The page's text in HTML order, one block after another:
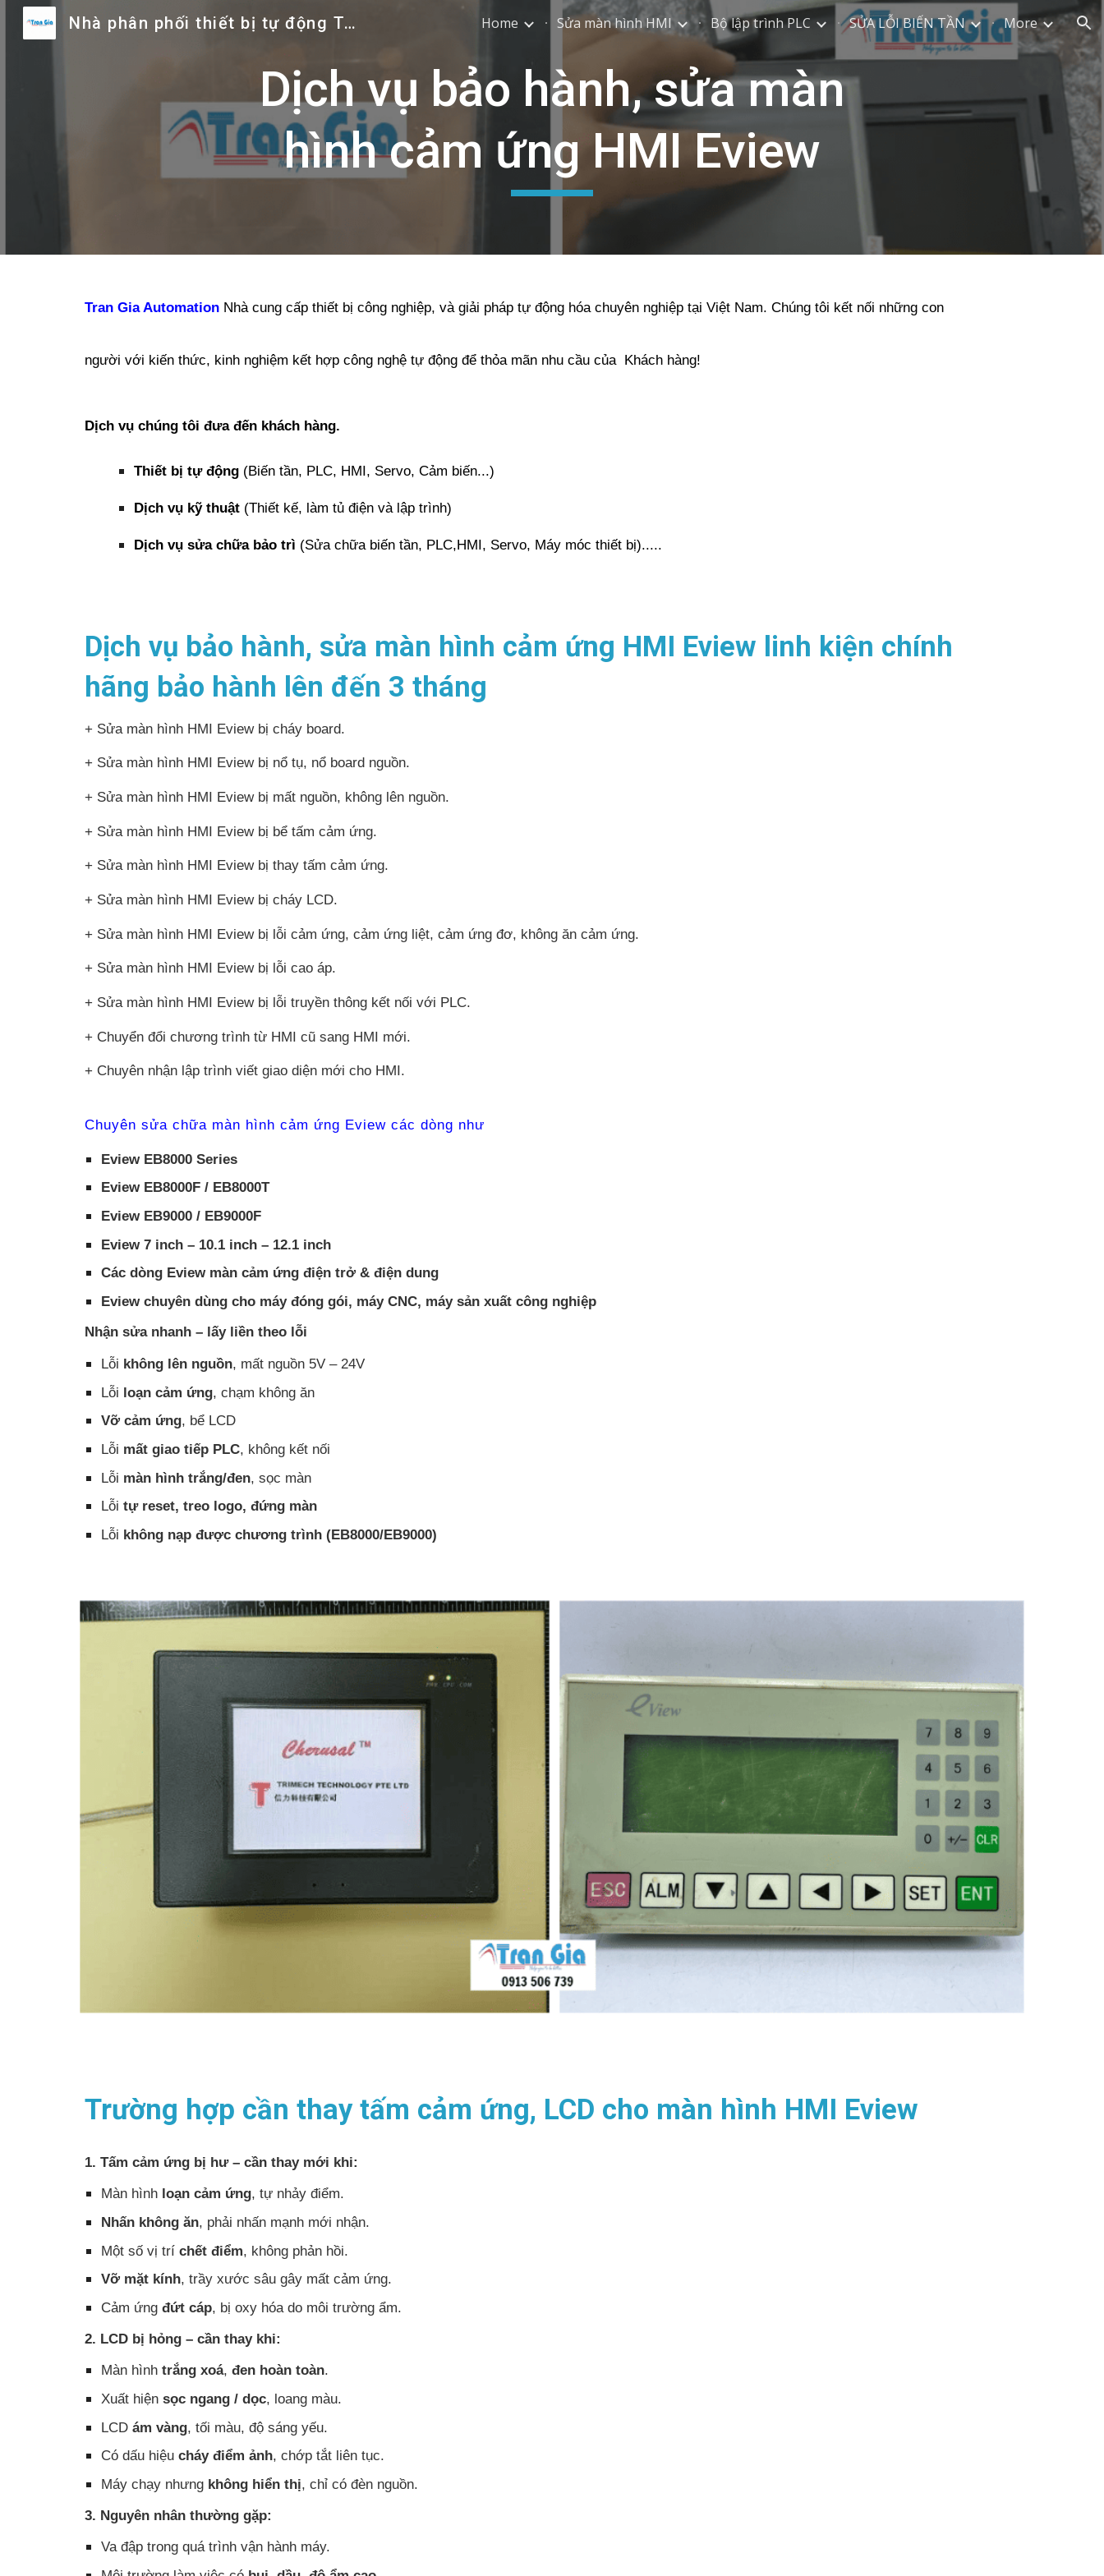
Skip to main content Skip to navigation
Nhà phân phối thiết bị tự động Trần Gia Home Sửa màn hình HMI Bộ lập trình PLC SỬA LỖI BIẾN TẦN More
Dịch vụ bảo hành, sửa màn
hình cảm ứng HMI Eview
Tran Gia Automation Nhà cung cấp thiết bị công nghiệp, và giải pháp tự động hóa chuyên nghiệp tại Việt Nam. Chúng tôi kết nối những con
người với kiến thức, kinh nghiệm kết hợp công nghệ tự động để thỏa mãn nhu cầu của Khách hàng!
Dịch vụ chúng tôi đưa đến khách hàng.
Thiết bị tự động(Biến tần, PLC, HMI, Servo, Cảm biến...)
Dịch vụ kỹ thuật(Thiết kế, làm tủ điện và lập trình)
Dịch vụ sửa chữa bảo trì (Sửa chữa biến tần, PLC,HMI, Servo, Máy móc thiết bị).....
Dịch vụ bảo hành, sửa màn hình cảm ứng HMI Eview linh kiện chính
hãng bảo hành lên đến 3 tháng
+ Sửa màn hình HMI Eview bị cháy board.
+ Sửa màn hình HMI Eview bị nổ tụ, nổ board nguồn.
+ Sửa màn hình HMI Eview bị mất nguồn, không lên nguồn.
+ Sửa màn hình HMI Eview bị bể tấm cảm ứng.
+ Sửa màn hình HMI Eview bị thay tấm cảm ứng.
+ Sửa màn hình HMI Eview bị cháy LCD.
+ Sửa màn hình HMI Eview bị lỗi cảm ứng, cảm ứng liệt, cảm ứng đơ, không ăn cảm ứng.
+ Sửa màn hình HMI Eview bị lỗi cao áp.
+ Sửa màn hình HMI Eview bị lỗi truyền thông kết nối với PLC.
+ Chuyển đổi chương trình từ HMI cũ sang HMI mới.
+ Chuyên nhận lập trình viết giao diện mới cho HMI.
Chuyên sửa chữa màn hình cảm ứng Eview các dòng như
Eview EB8000 Series
Eview EB8000F / EB8000T
Eview EB9000 / EB9000F
Eview 7 inch – 10.1 inch – 12.1 inch
Các dòng Eview màn cảm ứng điện trở & điện dung
Eview chuyên dùng cho máy đóng gói, máy CNC, máy sản xuất công nghiệp
Nhận sửa nhanh – lấy liền theo lỗi
Lỗi không lên nguồn, mất nguồn 5V – 24V
Lỗi loạn cảm ứng, chạm không ăn
Vỡ cảm ứng, bể LCD
Lỗi mất giao tiếp PLC, không kết nối
Lỗi màn hình trắng/đen, sọc màn
Lỗi tự reset, treo logo, đứng màn
Lỗi không nạp được chương trình (EB8000/EB9000)
Trường hợp cần thay tấm cảm ứng, LCD cho màn hình HMI Eview
1. Tấm cảm ứng bị hư – cần thay mới khi:
Màn hình loạn cảm ứng, tự nhảy điểm.
Nhấn không ăn, phải nhấn mạnh mới nhận.
Một số vị trí chết điểm, không phản hồi.
Vỡ mặt kính, trầy xước sâu gây mất cảm ứng.
Cảm ứng đứt cáp, bị oxy hóa do môi trường ẩm.
2. LCD bị hỏng – cần thay khi:
Màn hình trắng xoá, đen hoàn toàn.
Xuất hiện sọc ngang / dọc, loang màu.
LCD ám vàng, tối màu, độ sáng yếu.
Có dấu hiệu cháy điểm ảnh, chớp tắt liên tục.
Máy chạy nhưng không hiển thị, chỉ có đèn nguồn.
3. Nguyên nhân thường gặp:
Va đập trong quá trình vận hành máy.